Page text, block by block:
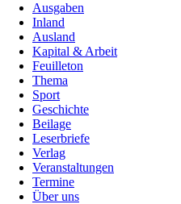
Ausgaben
Inland
Ausland
Kapital & Arbeit
Feuilleton
Thema
Sport
Geschichte
Beilage
Leserbriefe
Verlag
Veranstaltungen
Termine
Über uns